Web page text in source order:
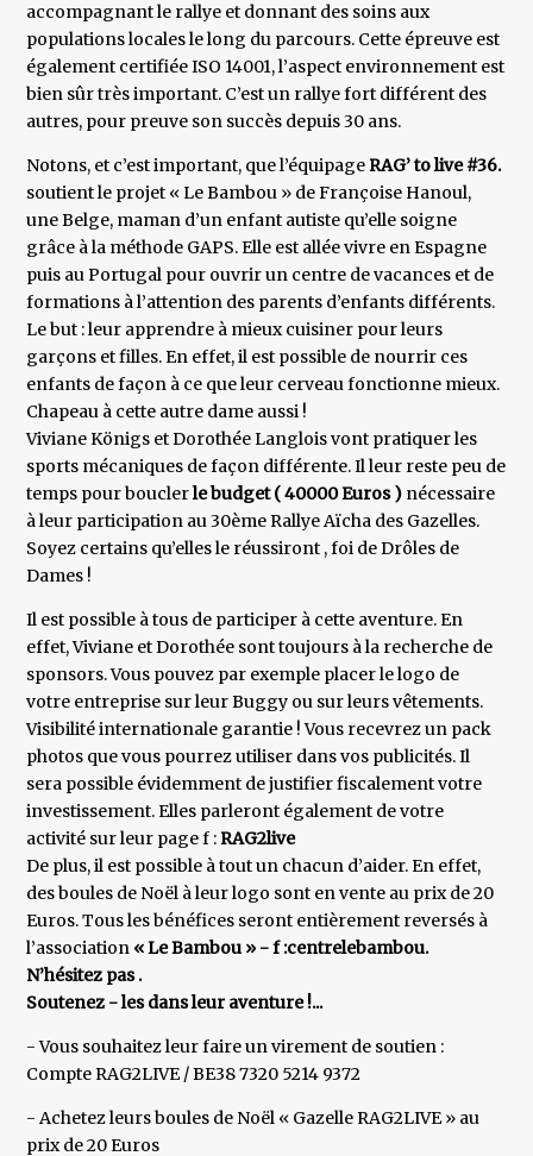
accompagnant le rallye et donnant des soins aux
populations locales le long du parcours. Cette épreuve est
également certifiée ISO 14001, l’aspect environnement est
bien sûr très important. C’est un rallye fort différent des
autres, pour preuve son succès depuis 30 ans.
Notons, et c’est important, que l’équipageRAG’ to live #36.
soutient le projet « Le Bambou » de Françoise Hanoul,
une Belge, maman d’un enfant autiste qu’elle soigne
grâce à la méthode GAPS. Elle est allée vivre en Espagne
puis au Portugal pour ouvrir un centre de vacances et de
formations à l’attention des parents d’enfants différents.
Le but : leur apprendre à mieux cuisiner pour leurs
garçons et filles. En effet, il est possible de nourrir ces
enfants de façon à ce que leur cerveau fonctionne mieux.
Chapeau à cette autre dame aussi !
Viviane Königs et Dorothée Langlois vont pratiquer les
sports mécaniques de façon différente. Il leur reste peu de
temps pour bouclerle budget ( 40000 Euros ) nécessaire
à leur participation au 30ème Rallye Aïcha des Gazelles.
Soyez certains qu’elles le réussiront , foi de Drôles de
Dames !
Il est possible à tous de participer à cette aventure. En
effet, Viviane et Dorothée sont toujours à la recherche de
sponsors. Vous pouvez par exemple placer le logo de
votre entreprise sur leur Buggy ou sur leurs vêtements.
Visibilité internationale garantie ! Vous recevrez un pack
photos que vous pourrez utiliser dans vos publicités. Il
sera possible évidemment de justifier fiscalement votre
investissement. Elles parleront également de votre
activité sur leur page f :RAG2live
De plus, il est possible à tout un chacun d’aider. En effet,
des boules de Noël à leur logo sont en vente au prix de 20
Euros. Tous les bénéfices seront entièrement reversés à
l’association « Le Bambou » - f :centrelebambou.
N’hésitez pas .
Soutenez - les dans leur aventure !...
- Vous souhaitez leur faire un virement de soutien :
Compte RAG2LIVE / BE38 7320 5214 9372
- Achetez leurs boules de Noël « Gazelle RAG2LIVE » au
prix de 20 Euros